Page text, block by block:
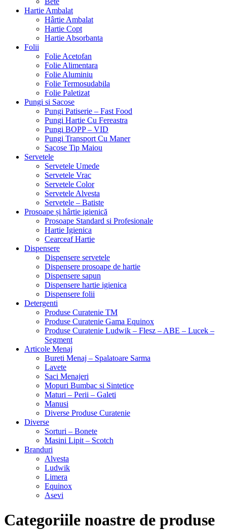
Hartie Ambalat
Hârtie Ambalat
Hartie Copt
Hartie Absorbanta
Folii
Folie Acetofan
Folie Alimentara
Folie Aluminiu
Folie Termosudabila
Folie Paletizat
Pungi si Sacose
Pungi Patiserie – Fast Food
Pungi Hartie Cu Fereastra
Pungi BOPP – VID
Pungi Transport Cu Maner
Sacose Tip Maiou
Servetele
Servetele Umede
Servetele Vrac
Servetele Color
Servetele Alvesta
Servetele – Batiste
Prosoape și hârtie igienică
Prosoape Standard si Profesionale
Hartie Igienica
Cearceaf Hartie
Dispensere
Dispensere servetele
Dispensere prosoape de hartie
Dispensere sapun
Dispensere hartie igienica
Dispensere folii
Detergenti
Produse Curatenie TM
Produse Curatenie Gama Equinox
Produse Curatenie Ludwik – Flesz – ABE – Lucek –
Segment
Articole Menaj
Bureti Menaj – Spalatoare Sarma
Lavete
Saci Menajeri
Mopuri Bumbac si Sintetice
Maturi – Perii – Galeti
Manusi
Diverse Produse Curatenie
Diverse
Sorturi – Bonete
Masini Lipit – Scotch
Branduri
Alvesta
Ludwik
Limera
Equinox
Asevi
Categoriile noastre de produse